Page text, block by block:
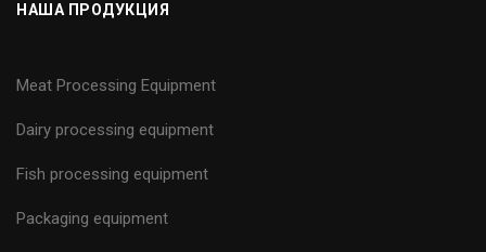
НАША ПРОДУКЦИЯ
Meat Processing Equipment
Dairy processing equipment
Fish processing equipment
Packaging equipment